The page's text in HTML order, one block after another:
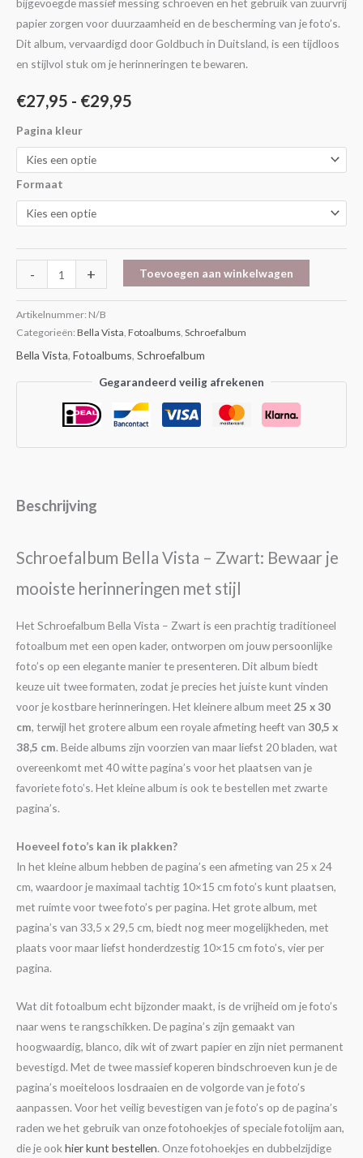
bijgevoegde massief messing schroeven en het gebruik van zuurvrij
papier zorgen voor duurzaamheid en de bescherming van je foto’s.
Dit album, vervaardigd door Goldbuch in Duitsland, is een tijdloos
en stijlvol stuk om je herinneringen te bewaren.
€27,95 - €29,95
Pagina kleur
Formaat
- + Toevoegen aan winkelwagen
Artikelnummer: N/B
Categorieën: Bella Vista, Fotoalbums, Schroefalbum
Bella Vista, Fotoalbums, Schroefalbum
Gegarandeerd veilig afrekenen
Beschrijving
Schroefalbum Bella Vista – Zwart: Bewaar je
mooiste herinneringen met stijl
Het Schroefalbum Bella Vista – Zwart is een prachtig traditioneel
fotoalbum met een open kader, ontworpen om jouw persoonlijke
foto’s op een elegante manier te presenteren. Dit album biedt
keuze uit twee formaten, zodat je precies het juiste kunt vinden
voor je kostbare herinneringen. Het kleinere album meet 25 x 30
cm, terwijl het grotere album een royale afmeting heeft van 30,5 x
38,5 cm. Beide albums zijn voorzien van maar liefst 20 bladen, wat
overeenkomt met 40 witte pagina’s voor het plaatsen van je
favoriete foto’s. Het kleine album is ook te bestellen met zwarte
pagina’s.
Hoeveel foto’s kan ik plakken?
In het kleine album hebben de pagina’s een afmeting van 25 x 24
cm, waardoor je maximaal tachtig 10×15 cm foto’s kunt plaatsen,
met ruimte voor twee foto’s per pagina. Het grote album, met
pagina’s van 33,5 x 29,5 cm, biedt nog meer mogelijkheden, met
plaats voor maar liefst honderdzestig 10×15 cm foto’s, vier per
pagina.
Wat dit fotoalbum echt bijzonder maakt, is de vrijheid om je foto’s
naar wens te rangschikken. De pagina’s zijn gemaakt van
hoogwaardig, blanco, dik wit of zwart papier en zijn niet permanent
bevestigd. Met de twee massief koperen bindschroeven kun je de
pagina’s moeiteloos losdraaien en de volgorde van je foto’s
aanpassen. Voor het veilig bevestigen van je foto’s op de pagina’s
raden we het gebruik van onze fotohoekjes of speciale fotolijm aan,
die je ook hier kunt bestellen. Onze fotohoekjes en dubbelzijdige